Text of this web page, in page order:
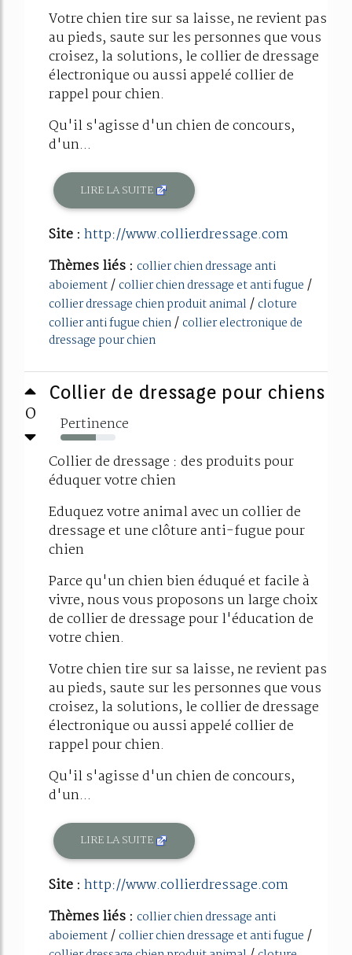
Votre chien tire sur sa laisse, ne revient pas
au pieds, saute sur les personnes que vous
croisez, la solutions, le collier de dressage
électronique ou aussi appelé collier de
rappel pour chien.
Qu'il s'agisse d'un chien de concours,
d'un...
LIRE LA SUITE
Site : http://www.collierdressage.com
Thèmes liés : collier chien dressage anti
aboiement/ collier chien dressage et anti fugue /
collier dressage chien produit animal / cloture
collier anti fugue chien/ collier electronique de
dressage pour chien
0
Collier de dressage pour chiens
Pertinence
64%
Collier de dressage : des produits pour
éduquer votre chien
Eduquez votre animal avec un collier de
dressage et une clôture anti-fugue pour
chien
Parce qu'un chien bien éduqué et facile à
vivre, nous vous proposons un large choix
de collier de dressage pour l'éducation de
votre chien.
Votre chien tire sur sa laisse, ne revient pas
au pieds, saute sur les personnes que vous
croisez, la solutions, le collier de dressage
électronique ou aussi appelé collier de
rappel pour chien.
Qu'il s'agisse d'un chien de concours,
d'un...
LIRE LA SUITE
Site : http://www.collierdressage.com
Thèmes liés : collier chien dressage anti
aboiement/ collier chien dressage et anti fugue /